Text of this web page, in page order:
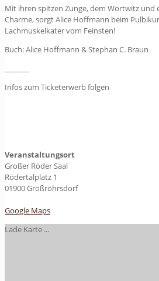
Mit ihren spitzen Zunge, dem Wortwitz und
Charme, sorgt Alice Hoffmann beim
Lachmuskelkater vom Feinsten!
Buch: Alice Hoffmann & Stephan C. Braun
Infos zum Ticketerwerb folgen
Veranstaltungsort
Großer Röder Saal
Rödertalplatz 1
01900 Großröhrsdorf
Google Maps
Lade Karte ...